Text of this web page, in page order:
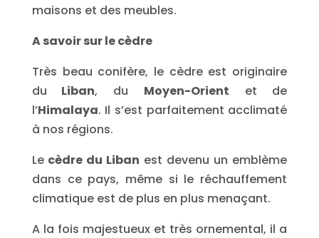
maisons et des meubles.
A savoir sur le cèdre
Très beau conifère, le cèdre est originaire
du Liban, du Moyen-Orient et de
l’Himalaya. Il s’est parfaitement acclimaté
à nos régions.
Lecèdre du Liban est devenu un emblème
dans ce pays, même si le réchauffement
climatique est de plus en plus menaçant.
A la fois majestueux et très ornemental, il a